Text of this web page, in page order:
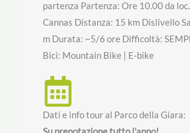
partenza Partenza: Ore 10.00 da loc.
Cannas Distanza: 15 km Dislivello
m Durata: ~5/6 ore Difficoltà:
Bici: Mountain Bike | E-bike
Dati e info tour al Parco della Giara: